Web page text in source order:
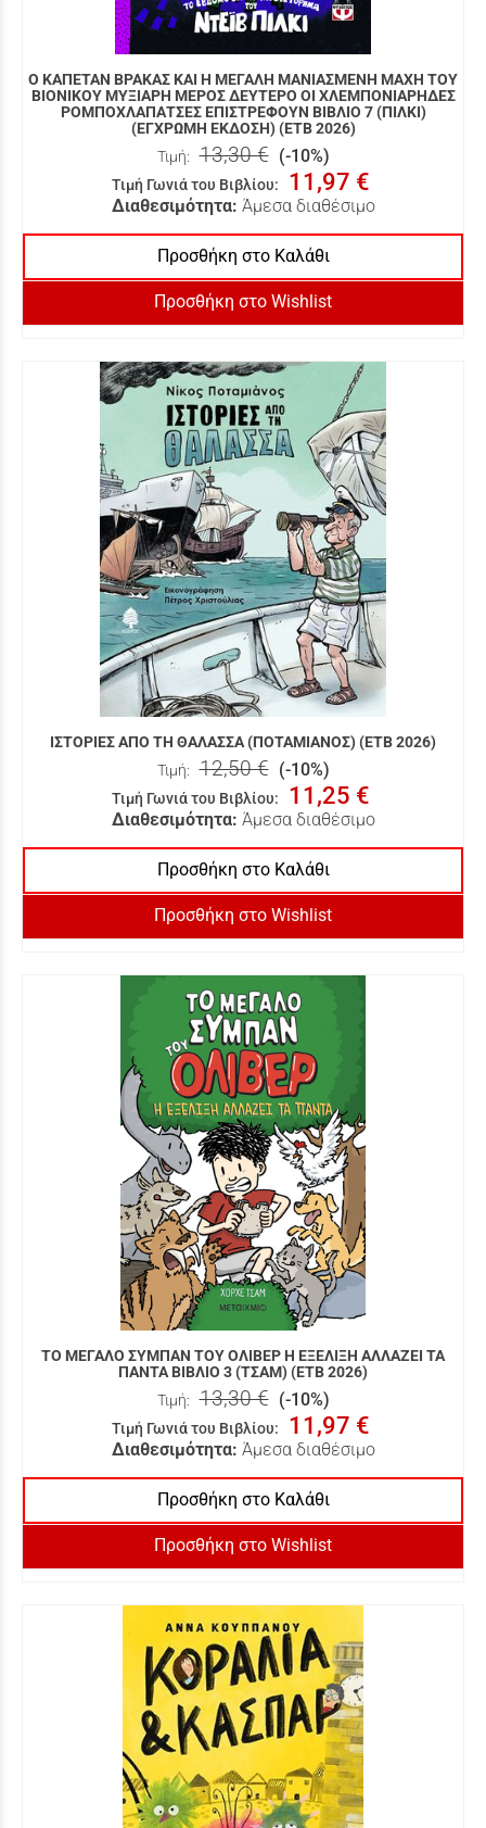
Ο ΚΑΠΕΤΑΝ ΒΡΑΚΑΣ ΚΑΙ Η ΜΕΓΑΛΗ ΜΑΝΙΑΣΜΕΝΗ ΜΑΧΗ ΤΟΥ
ΒΙΟΝΙΚΟΥ ΜΥΞΙΑΡΗ ΜΕΡΟΣ ΔΕΥΤΕΡΟ ΟΙ ΧΛΕΜΠΟΝΙΑΡΗΔΕΣ
ΡΟΜΠΟΧΛΑΠΑΤΣΕΣ ΕΠΙΣΤΡΕΦΟΥΝ ΒΙΒΛΙΟ 7 (ΠΙΛΚΙ)
(ΕΓΧΡΩΜΗ ΕΚΔΟΣΗ) (ΕΤΒ 2026)
Τιμή: 13,30 € (-10%)
Τιμή Γωνιά του Βιβλίου: 11,97 €
Διαθεσιμότητα: Άμεσα διαθέσιμο
Προσθήκη στο Καλάθι
Προσθήκη στο Wishlist
ΙΣΤΟΡΙΕΣ ΑΠΟ ΤΗ ΘΑΛΑΣΣΑ (ΠΟΤΑΜΙΑΝΟΣ) (ΕΤΒ 2026)
Τιμή: 12,50 € (-10%)
Τιμή Γωνιά του Βιβλίου: 11,25 €
Διαθεσιμότητα: Άμεσα διαθέσιμο
Προσθήκη στο Καλάθι
Προσθήκη στο Wishlist
ΤΟ ΜΕΓΑΛΟ ΣΥΜΠΑΝ ΤΟΥ ΟΛΙΒΕΡ Η ΕΞΕΛΙΞΗ ΑΛΛΑΖΕΙ ΤΑ
ΠΑΝΤΑ ΒΙΒΛΙΟ 3 (ΤΣΑΜ) (ΕΤΒ 2026)
Τιμή: 13,30 € (-10%)
Τιμή Γωνιά του Βιβλίου: 11,97 €
Διαθεσιμότητα: Άμεσα διαθέσιμο
Προσθήκη στο Καλάθι
Προσθήκη στο Wishlist